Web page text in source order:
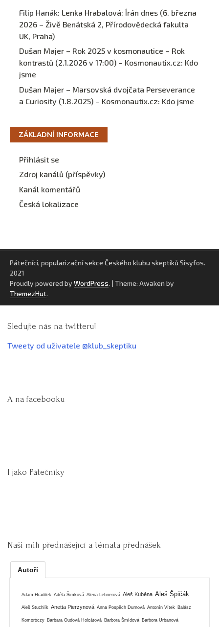
Filip Hanák: Lenka Hrabalová: Írán dnes (6. března
2026 – Živě Benátská 2, Přírodovědecká fakulta
UK, Praha)
Dušan Majer – Rok 2025 v kosmonautice – Rok
kontrastů (2.1.2026 v 17:00) – Kosmonautix.cz: Kdo
jsme
Dušan Majer – Marsovská dvojčata Perseverance
a Curiosity (1.8.2025) – Kosmonautix.cz: Kdo jsme
ZÁKLADNÍ INFORMACE
Přihlásit se
Zdroj kanálů (příspěvky)
Kanál komentářů
Česká lokalizace
Pátečníci, popularizační sekce Českého klubu skeptiků Sisyfos.
2021
Proudly powered by WordPress. | Theme: Awaken by
ThemezHut.
Sledujte nás na twitteru!
Tweety od uživatele @klub_skeptiku
A na facebooku
I jako Pátečníky
Naši milí přednášející a témata přednášek
Autoři
Adam Hradilek Adéla Šimková Alena Lehnerová Aleš Kuběna Aleš Špičák
Aleš Stuchlík Anetta Pierzynová Anna Pospěch Durnová Antonín Vítek Balász
Komoróczy Barbara Oudová Holcátová Barbora Šmídová Barbora Urbanová